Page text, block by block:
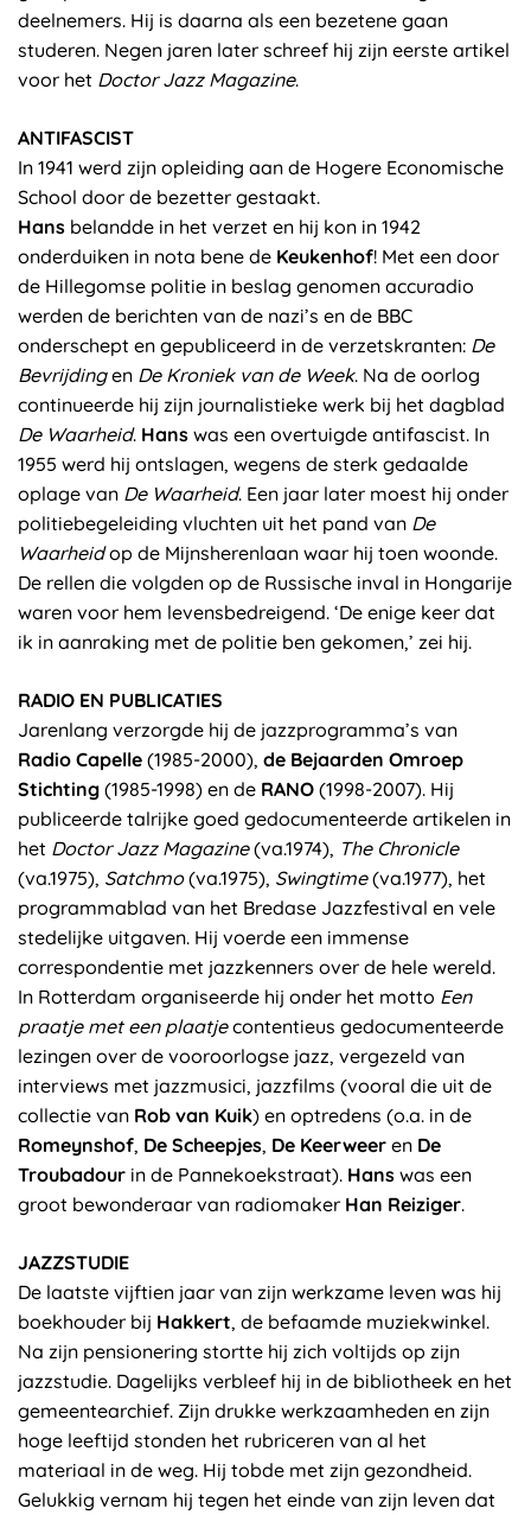
deelnemers. Hij is daarna als een bezetene gaan
studeren. Negen jaren later schreef hij zijn eerste artikel
voor het Doctor Jazz Magazine.
ANTIFASCIST
In 1941 werd zijn opleiding aan de Hogere Economische
School door de bezetter gestaakt.
Hans belandde in het verzet en hij kon in 1942
onderduiken in nota bene de Keukenhof! Met een door
de Hillegomse politie in beslag genomen accuradio
werden de berichten van de nazi’s en de BBC
onderschept en gepubliceerd in de verzetskranten: De
Bevrijdingen De Kroniek van de Week. Na de oorlog
continueerde hij zijn journalistieke werk bij het dagblad
De Waarheid. Hans was een overtuigde antifascist. In
1955 werd hij ontslagen, wegens de sterk gedaalde
oplage van De Waarheid. Een jaar later moest hij onder
politiebegeleiding vluchten uit het pand van De
Waarheidop de Mijnsherenlaan waar hij toen woonde.
De rellen die volgden op de Russische inval in Hongarije
waren voor hem levensbedreigend. ‘De enige keer dat
ik in aanraking met de politie ben gekomen,’ zei hij.
RADIO EN PUBLICATIES
Jarenlang verzorgde hij de jazzprogramma’s van
Radio Capelle (1985-2000), de Bejaarden Omroep
Stichting (1985-1998) en de RANO (1998-2007). Hij
publiceerde talrijke goed gedocumenteerde artikelen in
het Doctor Jazz Magazine(va.1974), The Chronicle
(va.1975), Satchmo(va.1975), Swingtime(va.1977), het
programmablad van het Bredase Jazzfestival en vele
stedelijke uitgaven. Hij voerde een immense
correspondentie met jazzkenners over de hele wereld.
In Rotterdam organiseerde hij onder het motto Een
praatje met een plaatjecontentieus gedocumenteerde
lezingen over de vooroorlogse jazz, vergezeld van
interviews met jazzmusici, jazzfilms (vooral die uit de
collectie van Rob van Kuik) en optredens (o.a. in de
Romeynshof, De Scheepjes, De Keerweer en De
Troubadour in de Pannekoekstraat). Hans was een
groot bewonderaar van radiomaker Han Reiziger.
JAZZSTUDIE
De laatste vijftien jaar van zijn werkzame leven was hij
boekhouder bij Hakkert, de befaamde muziekwinkel.
Na zijn pensionering stortte hij zich voltijds op zijn
jazzstudie. Dagelijks verbleef hij in de bibliotheek en het
gemeentearchief. Zijn drukke werkzaamheden en zijn
hoge leeftijd stonden het rubriceren van al het
materiaal in de weg. Hij tobde met zijn gezondheid.
Gelukkig vernam hij tegen het einde van zijn leven dat